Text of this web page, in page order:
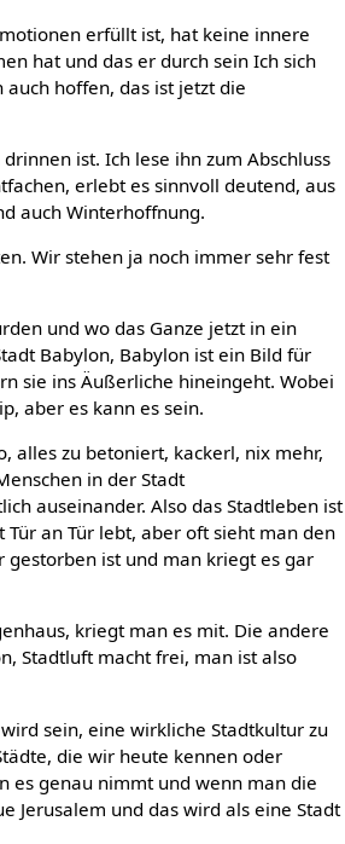
erfüllt ist, hat keine innere
hat und das er durch sein Ich sich
hoffen, das ist jetzt die
ist. Ich lese ihn zum Abschluss
erlebt es sinnvoll deutend, aus
auch Winterhoffnung.
Wir stehen ja noch immer sehr fest
und wo das Ganze jetzt in ein
Babylon, Babylon ist ein Bild für
sie ins Äußerliche hineingeht. Wobei
aber es kann es sein.
alles zu betoniert, kackerl, nix mehr,
in der Stadt
auseinander. Also das Stadtleben ist
an Tür lebt, aber oft sieht man den
gestorben ist und man kriegt es gar
kriegt man es mit. Die andere
Stadtluft macht frei, man ist also
sein, eine wirkliche Stadtkultur zu
die wir heute kennen oder
es genau nimmt und wenn man die
Jerusalem und das wird als eine Stadt